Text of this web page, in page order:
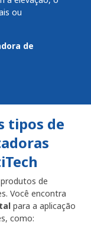
ou
de
tipos de
de
Você encontra
para a aplicação
como: